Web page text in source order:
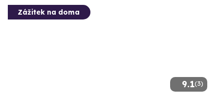
9.1(3)
Zážitek na doma